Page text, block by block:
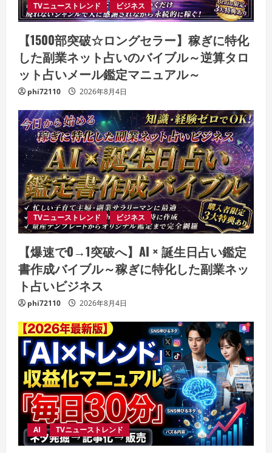
TVニューストレンド ビジネス
【1500部突破☆ロングセラー】稼ぎに特化
した副業ネット占いのバイブル～逆算タロ
ット占いメール鑑定マニュアル～
phi72110 2026年8月4日
TVニューストレンド ビジネス
【爆速で0→1突破へ】AI × 誕生日占い鑑定
書作成バイブル～稼ぎに特化した副業ネッ
ト占いビジネス
phi72110 2026年8月4日
AI TVニューストレンド